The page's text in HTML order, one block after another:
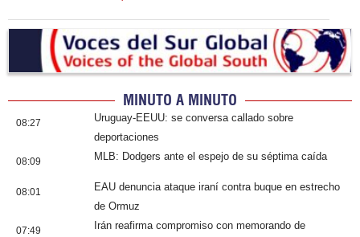
MINUTO A MINUTO
08:27
Uruguay-EEUU: se conversa callado sobre
deportaciones
08:09 MLB: Dodgers ante el espejo de su séptima caída
08:01
EAU denuncia ataque iraní contra buque en estrecho
de Ormuz
07:49
Irán reafirma compromiso con memorando de